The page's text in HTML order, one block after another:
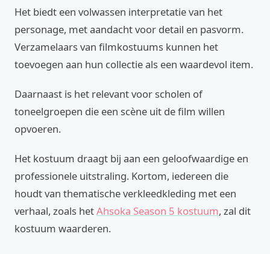
Het biedt een volwassen interpretatie van het
personage, met aandacht voor detail en pasvorm.
Verzamelaars van filmkostuums kunnen het
toevoegen aan hun collectie als een waardevol item.
Daarnaast is het relevant voor scholen of
toneelgroepen die een scène uit de film willen
opvoeren.
Het kostuum draagt bij aan een geloofwaardige en
professionele uitstraling. Kortom, iedereen die
houdt van thematische verkleedkleding met een
verhaal, zoals hetAhsoka Season 5 kostuum, zal dit
kostuum waarderen.